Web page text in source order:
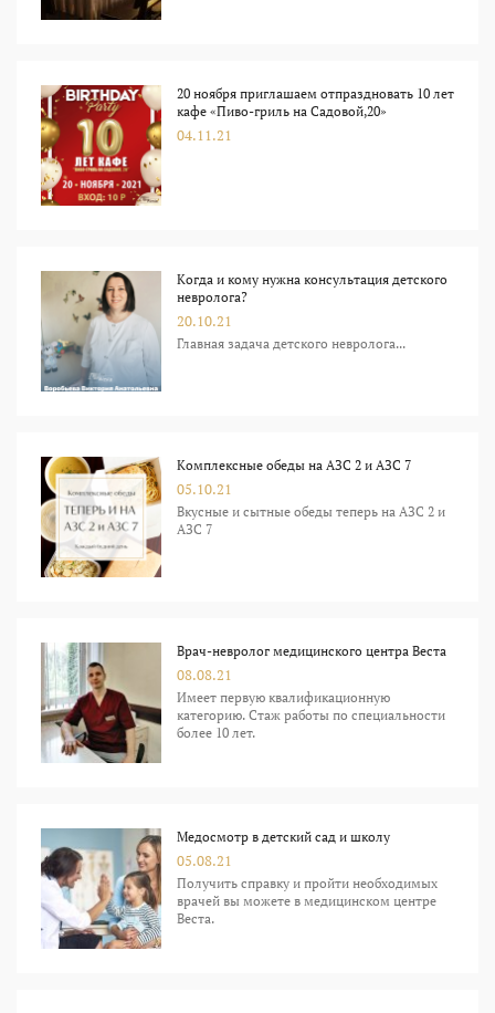
20 ноября приглашаем отпраздновать 10 лет
кафе «Пиво-гриль на Садовой,20»
04.11.21
Когда и кому нужна консультация детского
невролога?
20.10.21
Главная задача детского невролога...
Комплексные обеды на АЗС 2 и АЗС 7
05.10.21
Вкусные и сытные обеды теперь на АЗС 2 и
АЗС 7
Врач-невролог медицинского центра Веста
08.08.21
Имеет первую квалификационную
категорию. Стаж работы по специальности
более 10 лет.
Медосмотр в детский сад и школу
05.08.21
Получить справку и пройти необходимых
врачей вы можете в медицинском центре
Веста.